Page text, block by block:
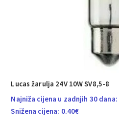
Lucas žarulja 24V 10W SV8,5-8
Najniža cijena u zadnjih 30 dana:
Snižena cijena: 0.40€